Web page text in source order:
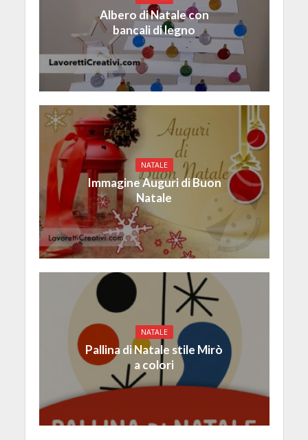
Albero di Natale con
bancali di legno
NATALE
Immagine Auguri di Buon
Natale
NATALE
Pallina di Natale stile Mirò
a colori